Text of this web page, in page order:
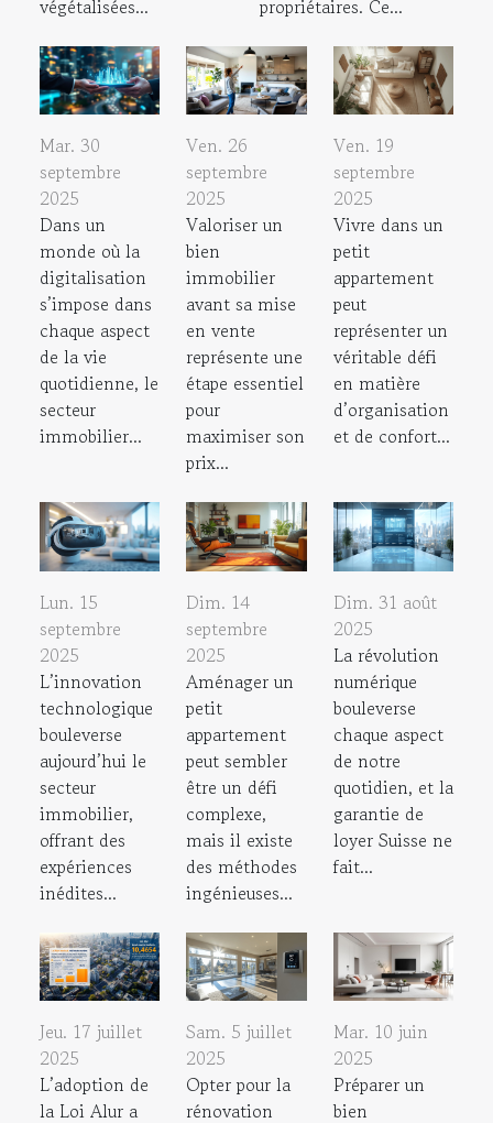
végétalisées...
propriétaires. Ce...
Mar. 30
septembre
2025
Dans un
monde où la
digitalisation
s’impose dans
chaque aspect
de la vie
quotidienne, le
secteur
immobilier...
Ven. 26
septembre
2025
Valoriser un
bien
immobilier
avant sa mise
en vente
représente une
étape essentiel
pour
maximiser son
prix...
Ven. 19
septembre
2025
Vivre dans un
petit
appartement
peut
représenter un
véritable défi
en matière
d’organisation
et de confort...
Lun. 15
septembre
2025
L’innovation
technologique
bouleverse
aujourd’hui le
secteur
immobilier,
offrant des
expériences
inédites...
Dim. 14
septembre
2025
Aménager un
petit
appartement
peut sembler
être un défi
complexe,
mais il existe
des méthodes
ingénieuses...
Dim. 31 août
2025
La révolution
numérique
bouleverse
chaque aspect
de notre
quotidien, et la
garantie de
loyer Suisse ne
fait...
Jeu. 17 juillet
2025
L’adoption de
la Loi Alur a
Sam. 5 juillet
2025
Opter pour la
rénovation
Mar. 10 juin
2025
Préparer un
bien